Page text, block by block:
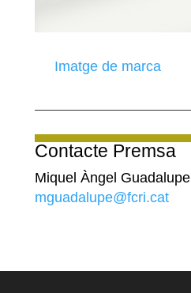
Imatge de marca
Contacte Premsa
Miquel Àngel Guadalupe
mguadalupe@fcri.cat